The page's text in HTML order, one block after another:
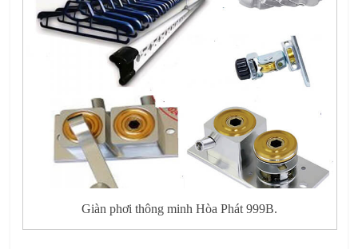
Giàn phơi thông minh Hòa Phát 999B.